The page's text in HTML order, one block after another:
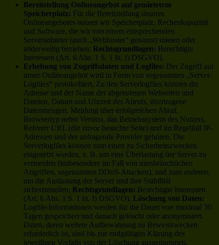
Bereitstellung Onlineangebot auf gemietetem
Speicherplatz: Für die Bereitstellung unseres
Onlineangebotes nutzen wir Speicherplatz, Rechenkapazität
und Software, die wir von einem entsprechenden
Serveranbieter (auch „Webhoster“ genannt) mieten oder
anderweitig beziehen; Rechtsgrundlagen: Berechtigte
Interessen (Art. 6 Abs. 1 S. 1 lit. f) DSGVO).
Erhebung von Zugriffsdaten und Logfiles: Der Zugriff auf
unser Onlineangebot wird in Form von sogenannten „Server-
Logfiles“ protokolliert. Zu den Serverlogfiles können die
Adresse und der Name der abgerufenen Webseiten und
Dateien, Datum und Uhrzeit des Abrufs, übertragene
Datenmengen, Meldung über erfolgreichen Abruf,
Browsertyp nebst Version, das Betriebssystem des Nutzers,
Referrer URL (die zuvor besuchte Seite) und im Regelfall IP-
Adressen und der anfragende Provider gehören. Die
Serverlogfiles können zum einen zu Sicherheitszwecken
eingesetzt werden, z. B. um eine Überlastung der Server zu
vermeiden (insbesondere im Fall von missbräuchlichen
Angriffen, sogenannten DDoS-Attacken), und zum anderen,
um die Auslastung der Server und ihre Stabilität
sicherzustellen; Rechtsgrundlagen: Berechtigte Interessen
(Art. 6 Abs. 1 S. 1 lit. f) DSGVO). Löschung von Daten:
Logfile-Informationen werden für die Dauer von maximal 30
Tagen gespeichert und danach gelöscht oder anonymisiert.
Daten, deren weitere Aufbewahrung zu Beweiszwecken
erforderlich ist, sind bis zur endgültigen Klärung des
jeweiligen Vorfalls von der Löschung ausgenommen.